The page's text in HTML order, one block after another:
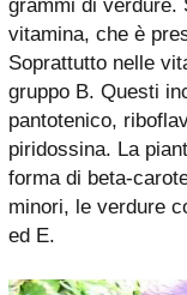
grammi di verdure.
vitamina, che è
Soprattutto nelle
gruppo B. Questi
pantotenico,
piridossina. La
forma di beta-
minori, le verdure
ed E.